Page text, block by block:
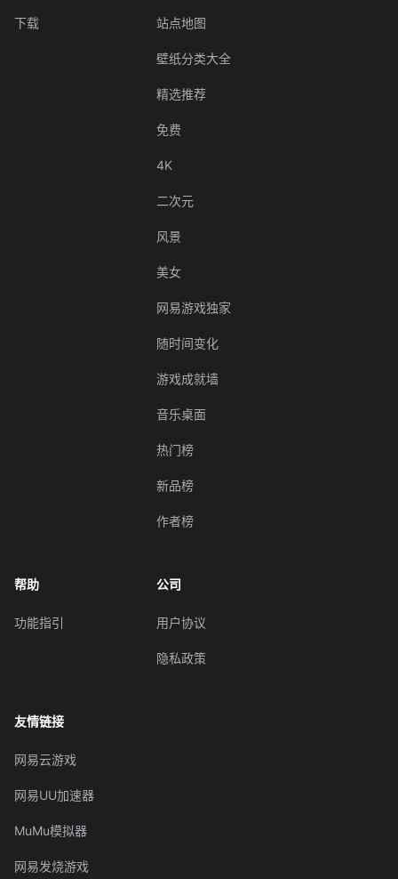
下载 站点地图
壁纸分类大全
精选推荐
免费
4K
二次元
风景
美女
网易游戏独家
随时间变化
游戏成就墙
音乐桌面
热门榜
新品榜
作者榜
帮助
功能指引
公司
用户协议
隐私政策
友情链接
网易云游戏
网易UU加速器
MuMu模拟器
网易发烧游戏